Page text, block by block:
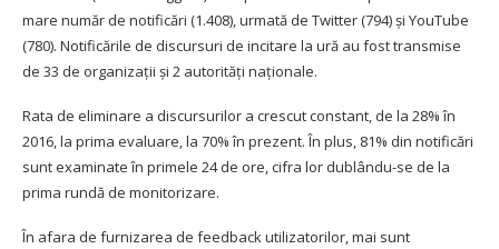
mare număr de notificări (1.408), urmată de Twitter (794) și YouTube
(780). Notificările de discursuri de incitare la ură au fost transmise
de 33 de organizații și 2 autorități naționale.
Rata de eliminare a discursurilor a crescut constant, de la 28% în
2016, la prima evaluare, la 70% în prezent. În plus, 81% din notificări
sunt examinate în primele 24 de ore, cifra lor dublându-se de la
prima rundă de monitorizare.
În afara de furnizarea de feedback utilizatorilor, mai sunt